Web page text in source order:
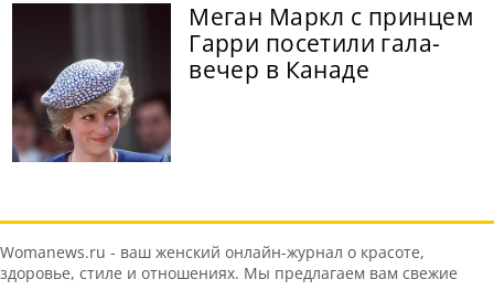
Меган Маркл с принцем
Гарри посетили гала-
вечер в Канаде
Womanews.ru - ваш женский онлайн-журнал о красоте,
здоровье, стиле и отношениях. Мы предлагаем вам свежие